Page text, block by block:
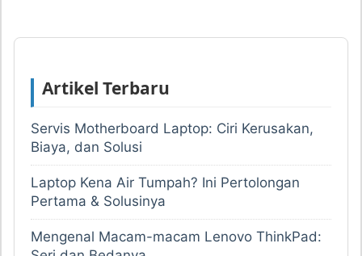
Artikel Terbaru
Servis Motherboard Laptop: Ciri Kerusakan,
Biaya, dan Solusi
Laptop Kena Air Tumpah? Ini Pertolongan
Pertama & Solusinya
Mengenal Macam-macam Lenovo ThinkPad: